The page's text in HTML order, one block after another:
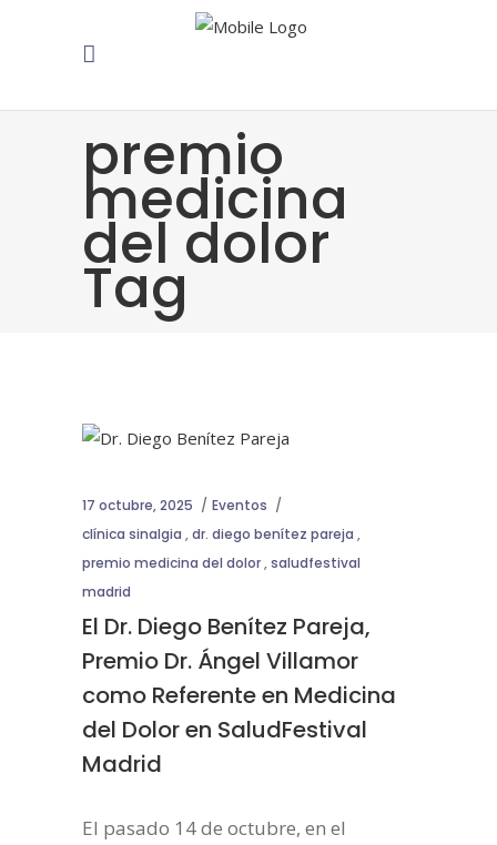
premio
medicina
del dolor
Tag
17 octubre, 2025
Eventos
clínica sinalgia ,dr. diego benítez pareja ,
premio medicina del dolor,saludfestival
madrid
El Dr. Diego Benítez Pareja,
Premio Dr. Ángel Villamor
como Referente en Medicina
del Dolor en SaludFestival
Madrid
El pasado 14 de octubre, en el